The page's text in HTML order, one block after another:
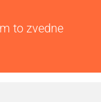
to zvedne